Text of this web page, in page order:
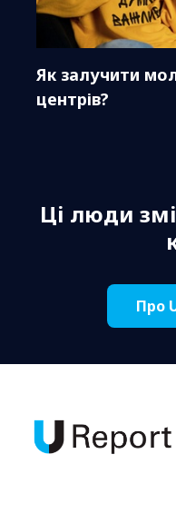
Як залучити
центрів?
Ці люди
Про